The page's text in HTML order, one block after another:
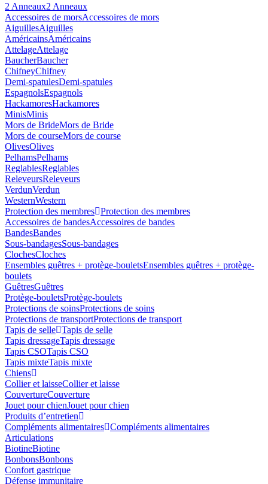
2 Anneaux2 Anneaux
Accessoires de morsAccessoires de mors
AiguillesAiguilles
AméricainsAméricains
AttelageAttelage
BaucherBaucher
ChifneyChifney
Demi-spatulesDemi-spatules
EspagnolsEspagnols
HackamoresHackamores
MinisMinis
Mors de BrideMors de Bride
Mors de courseMors de course
OlivesOlives
PelhamsPelhams
ReglablesReglables
ReleveursReleveurs
VerdunVerdun
WesternWestern
Protection des membres Protection des membres
Accessoires de bandesAccessoires de bandes
BandesBandes
Sous-bandagesSous-bandages
ClochesCloches
Ensembles guêtres + protège-bouletsEnsembles guêtres + protège-
boulets
GuêtresGuêtres
Protège-bouletsProtège-boulets
Protections de soinsProtections de soins
Protections de transportProtections de transport
Tapis de selle Tapis de selle
Tapis dressageTapis dressage
Tapis CSOTapis CSO
Tapis mixteTapis mixte
Chiens
Collier et laisseCollier et laisse
CouvertureCouverture
Jouet pour chienJouet pour chien
Produits d’entretien
Compléments alimentaires Compléments alimentaires
Articulations
BiotineBiotine
BonbonsBonbons
Confort gastrique
Défense immunitaire